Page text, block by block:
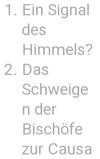
Ein Signal
des
Himmels?
Das
Schweige
n der
Bischöfe
zur Causa